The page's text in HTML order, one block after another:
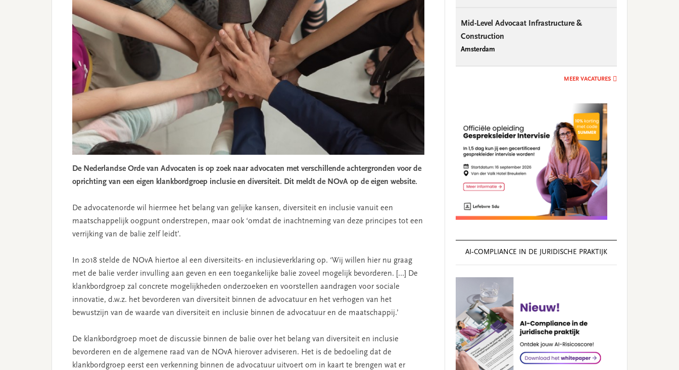
De Nederlandse Orde van Advocaten is op zoek naar advocaten met verschillende achtergronden voor de
oprichting van een eigen klankbordgroep inclusie en diversiteit. Dit meldt de NOvA op de eigen website.
De advocatenorde wil hiermee het belang van gelijke kansen, diversiteit en inclusie vanuit een
maatschappelijk oogpunt onderstrepen, maar ook ‘omdat de inachtneming van deze principes tot een
verrijking van de balie zelf leidt’.
In 2018 stelde de NOvA hiertoe al een diversiteits- en inclusieverklaring op. ‘Wij willen hier nu graag
met de balie verder invulling aan geven en een toegankelijke balie zoveel mogelijk bevorderen. […] De
klankbordgroep zal concrete mogelijkheden onderzoeken en voorstellen aandragen voor sociale
innovatie, d.w.z. het bevorderen van diversiteit binnen de advocatuur en het verhogen van het
bewustzijn van de waarde van diversiteit en inclusie binnen de advocatuur en de maatschappij.’
De klankbordgroep moet de discussie binnen de balie over het belang van diversiteit en inclusie
bevorderen en de algemene raad van de NOvA hierover adviseren. Het is de bedoeling dat de
klankbordgroep eerst een verkenning binnen de advocatuur uitvoert om in kaart te brengen wat er
Mid-Level Advocaat Infrastructure &
Construction
Amsterdam
MEER VACATURES
AI‑COMPLIANCE IN DE JURIDISCHE PRAKTIJK